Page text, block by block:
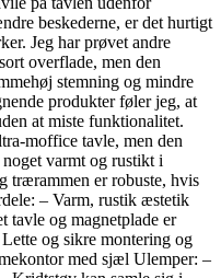
beskederne, er det hurtigt
Jeg har prøvet andre
overflade, men den
stemning og mindre
produkter føler jeg, at
at miste funktionalitet.
moffice tavle, men den
varmt og rustikt i
trærammen er robuste, hvis
– Varm, rustik æstetik
tavle og magnetplade er
og sikre montering og
med sjæl Ulemper: –